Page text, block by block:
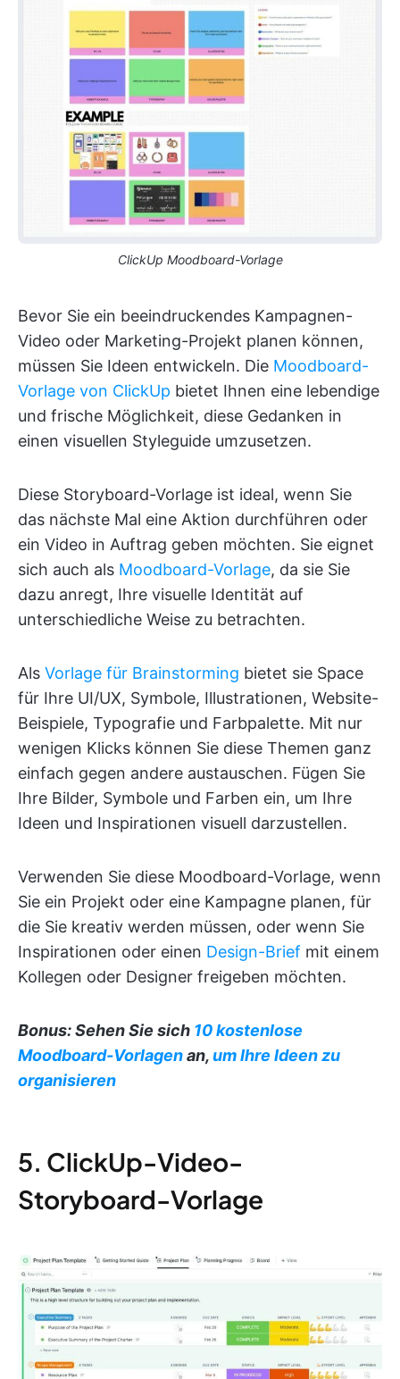
ClickUp Moodboard-Vorlage
Bevor Sie ein beeindruckendes Kampagnen-
Video oder Marketing-Projekt planen können,
müssen Sie Ideen entwickeln. Die Moodboard-
Vorlage von ClickUp bietet Ihnen eine lebendige
und frische Möglichkeit, diese Gedanken in
einen visuellen Styleguide umzusetzen.
Diese Storyboard-Vorlage ist ideal, wenn Sie
das nächste Mal eine Aktion durchführen oder
ein Video in Auftrag geben möchten. Sie eignet
sich auch als Moodboard-Vorlage, da sie Sie
dazu anregt, Ihre visuelle Identität auf
unterschiedliche Weise zu betrachten.
Als Vorlage für Brainstorming bietet sie Space
für Ihre UI/UX, Symbole, Illustrationen, Website-
Beispiele, Typografie und Farbpalette. Mit nur
wenigen Klicks können Sie diese Themen ganz
einfach gegen andere austauschen. Fügen Sie
Ihre Bilder, Symbole und Farben ein, um Ihre
Ideen und Inspirationen visuell darzustellen.
Verwenden Sie diese Moodboard-Vorlage, wenn
Sie ein Projekt oder eine Kampagne planen, für
die Sie kreativ werden müssen, oder wenn Sie
Inspirationen oder einen Design-Brief mit einem
Kollegen oder Designer freigeben möchten.
Bonus: Sehen Sie sich 10 kostenlose
Moodboard-Vorlagenan,um Ihre Ideen zu
organisieren
5. ClickUp-Video-
Storyboard-Vorlage